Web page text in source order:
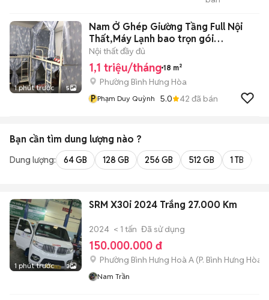
1 phút trước 5
Nam Ở Ghép Giường Tầng Full Nội
Thất,Máy Lạnh bao trọn gói
1tr1/Tháng
Nội thất đầy đủ
1,1 triệu/tháng 18 m²
Phường Bình Hưng Hòa
P Phạm Duy Quỳnh 5.0 42 đã bán
Bạn cần tìm dung lượng nào ?
Dung lượng: 64 GB 128 GB 256 GB 512 GB 1 TB
1 phút trước 3
SRM X30i 2024 Trắng 27.000 Km
2024 < 1 tấn Đã sử dụng
150.000.000 đ
Phường Bình Hưng Hoà A (P. Bình Hưng Hòa
Nam Trần